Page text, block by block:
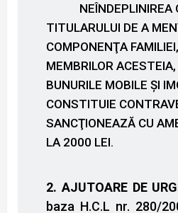
NEÎNDEPLINIREA
TITULARULUI DE A
COMPONENŢA
MEMBRILOR
BUNURILE MOBILE ŞI
CONSTITUIE
SANCŢIONEAZĂ CU
LA 2000 LEI.
2. AJUTOARE DE
baza H.C.L nr. 280/